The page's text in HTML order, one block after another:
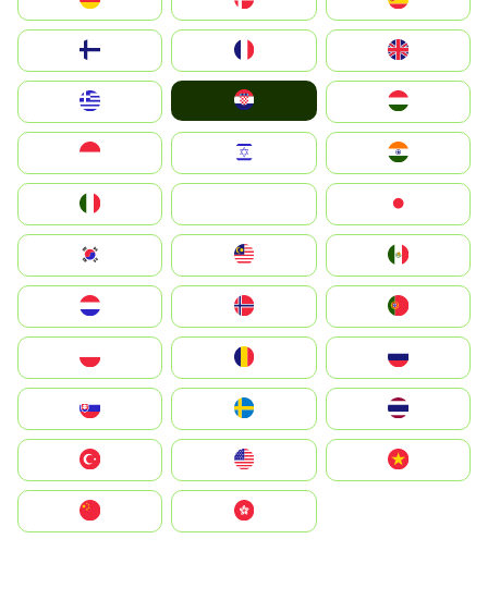
United Kingdom
Magyarország
South Korea
United States
中國香港特別行政區